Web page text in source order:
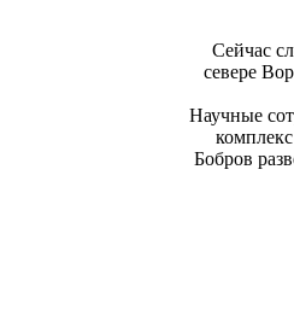
Сейчас
севере
Научные
Бобров